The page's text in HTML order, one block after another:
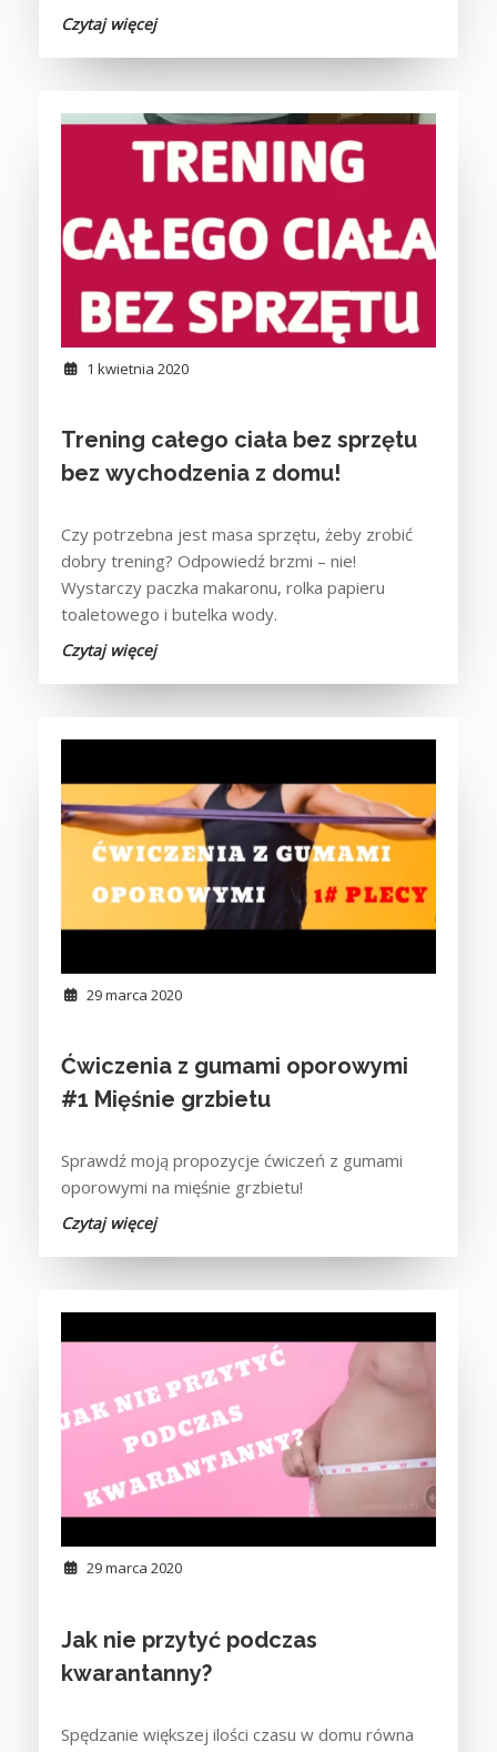
Czytaj więcej
1 kwietnia 2020
Trening całego ciała bez sprzętu
bez wychodzenia z domu!
Czy potrzebna jest masa sprzętu, żeby zrobić
dobry trening? Odpowiedź brzmi – nie!
Wystarczy paczka makaronu, rolka papieru
toaletowego i butelka wody.
Czytaj więcej
29 marca 2020
Ćwiczenia z gumami oporowymi
#1 Mięśnie grzbietu
Sprawdź moją propozycje ćwiczeń z gumami
oporowymi na mięśnie grzbietu!
Czytaj więcej
29 marca 2020
Jak nie przytyć podczas
kwarantanny?
Spędzanie większej ilości czasu w domu równa